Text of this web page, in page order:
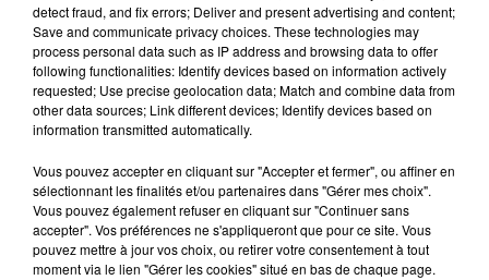
es fans peuvent ainsi voir une image renversante
Reyencapuchonnée comme une Sith, armée d'un
sabre laser rouge. Quant à l'Empereur, s'il n'a pas encore fait
d'apparitions en chair et en os, on l'entend déclarer à la fin de
la vidéo :"Ton périple approche de sa fin" ,tout comme la
respiration de Dark Vador, juste avant que Rey ne dégaine
son sabre laser. De quoi tenir les fans en haleine jusqu'au 18
décembre prochain, date desortie du film dans les salles
obscures.
detect fraud, and fix errors; Deliver and present advertising and content;
Save and communicate privacy choices. These technologies may
process personal data such as IP address and browsing data to offer
following functionalities: Identify devices based on information actively
requested; Use precise geolocation data; Match and combine data from
other data sources; Link different devices; Identify devices based on
information transmitted automatically.
Vous pouvez accepter en cliquant sur "Accepter et fermer", ou affiner en
sélectionnant les finalités et/ou partenaires dans "Gérer mes choix".
Vous pouvez également refuser en cliquant sur "Continuer sans
accepter". Vos préférences ne s'appliqueront que pour ce site. Vous
pouvez mettre à jour vos choix, ou retirer votre consentement à tout
moment via le lien "Gérer les cookies" situé en bas de chaque page.